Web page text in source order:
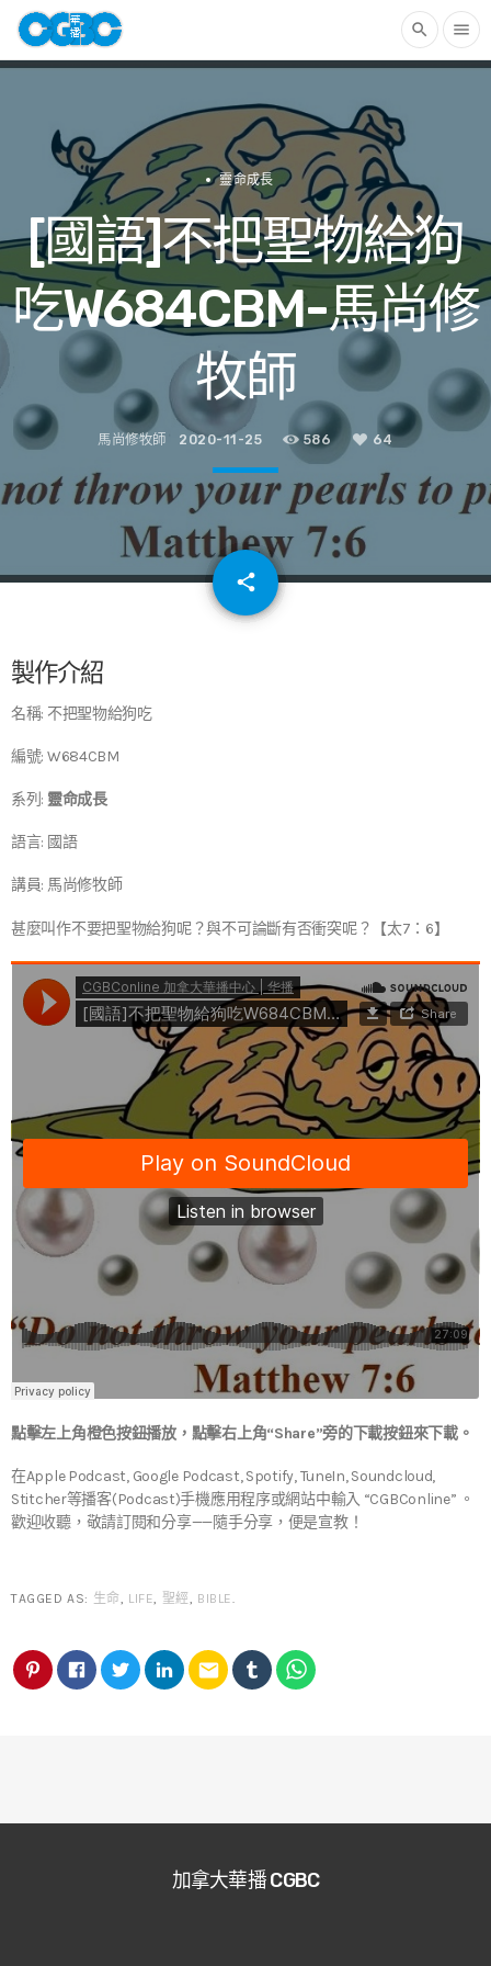
search menu
靈命成長
[國語]不把聖物給狗
吃W684CBM-馬尚修
牧師
馬尚修牧師 2020-11-25 586 64
share
email
製作介紹
名稱: 不把聖物給狗吃
編號: W684CBM
系列: 靈命成長
語言: 國語
講員: 馬尚修牧師
甚麼叫作不要把聖物給狗呢？與不可論斷有否衝突呢？【太7：6】
點擊左上角橙色按鈕播放，點擊右上角“Share”旁的下載按鈕來下載。
在Apple Podcast, Google Podcast, Spotify, TuneIn, Soundcloud,
Stitcher等播客(Podcast)手機應用程序或網站中輸入 “CGBConline” 。
歡迎收聽，敬請訂閱和分享——隨手分享，便是宣教！
TAGGED AS: 生命, LIFE, 聖經, BIBLE.
email
加拿大華播 CGBC